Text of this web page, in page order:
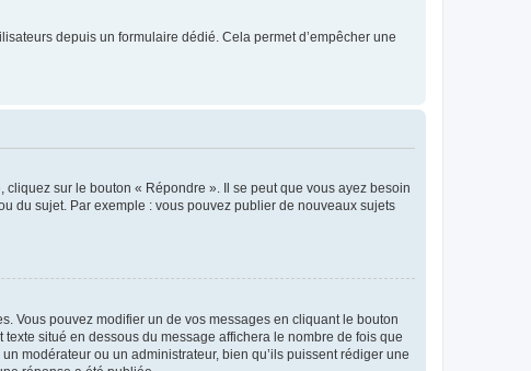
depuis un formulaire dédié. Cela permet d’empêcher une
sur le bouton « Répondre ». Il se peut que vous ayez besoin
du sujet. Par exemple : vous pouvez publier de nouveaux sujets
Vous pouvez modifier un de vos messages en cliquant le bouton
situé en dessous du message affichera le nombre de fois que
modérateur ou un administrateur, bien qu’ils puissent rédiger une